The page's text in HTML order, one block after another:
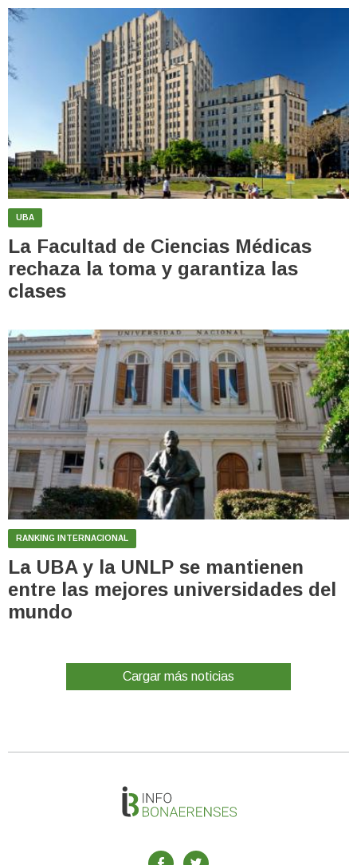
UBA
La Facultad de Ciencias Médicas
rechaza la toma y garantiza las
clases
RANKING INTERNACIONAL
La UBA y la UNLP se mantienen
entre las mejores universidades del
mundo
Cargar más noticias